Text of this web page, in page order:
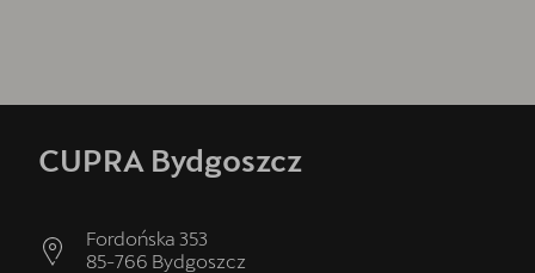
CUPRA Bydgoszcz
Fordońska 353
85-766 Bydgoszcz